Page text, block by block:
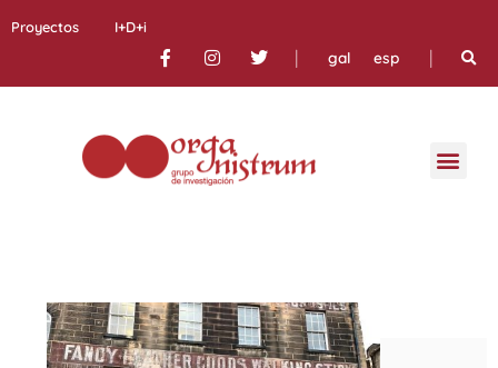
Proyectos I+D+i
| gal esp |